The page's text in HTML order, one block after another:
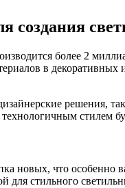
создания
более 2
в
решения,
стилем
новых, что
для стильного